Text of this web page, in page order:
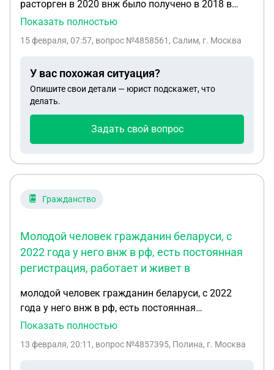
хотели бы изменить эту формулировку, то есть
чтобы часть изменила формулировку в приказе
об увольнении на ту, которая на самом деле
по инициативе мужа, контракт был разорван со
стороны Министерства обороны. Каким образом
нам теперь нужно поступить, чтобы это сделать?
расторген в 2020 внж было получено в 2018 в
брак я был 7лет кажди год подвирдел во врнм не
марокко у меня есть совствени квартира кажди
Показать полностью
15 февраля, 07:57, вопрос №4858561, Салим, г. Москва
У вас похожая ситуация?
Опишите свои детали — юрист подскажет, что
делать.
Задать свой вопрос
Гражданство
Молодой человек гражданин беларуси, с
2022 года у него внж в рф, есть постоянная
регистрация, работает и живет в
молодой человек гражданин беларуси, с 2022
года у него внж в рф, есть постоянная
регистрация, работает и живет в рф, есть
но ни разу не уведомлял мвд о том, что
Показать полностью
13 февраля, 20:11 , вопрос №4857395, Полина, г. Москва